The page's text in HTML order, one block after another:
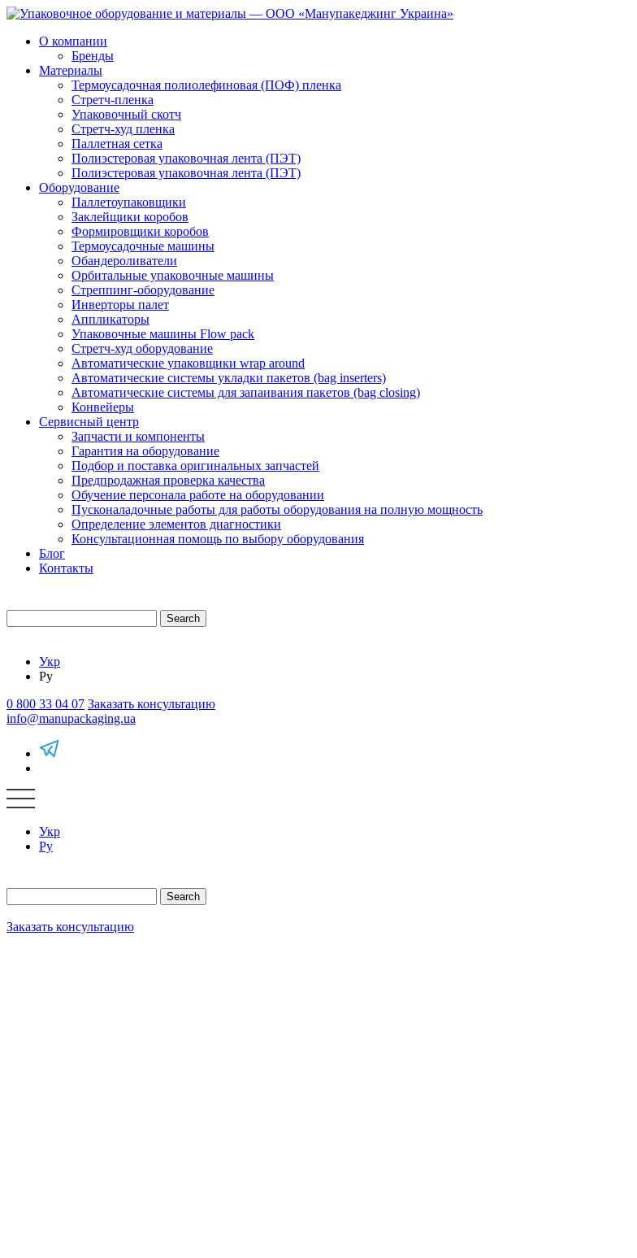
О компании
Бренды
Материалы
Термоусадочная полиолефиновая (ПОФ) пленка
Стретч-пленка
Упаковочный скотч
Стретч-худ пленка
Паллетная сетка
Полиэстеровая упаковочная лента (ПЭТ)
Полиэстеровая упаковочная лента (ПЭТ)
Оборудование
Паллетоупаковщики
Заклейщики коробов
Формировщики коробов
Термоусадочные машины
Обандероливатели
Орбитальные упаковочные машины
Стреппинг-оборудование
Инверторы палет
Аппликаторы
Упаковочные машины Flow pack
Стретч-худ оборудование
Автоматические упаковщики wrap around
Автоматические системы укладки пакетов (bag inserters)
Автоматические системы для запаивания пакетов (bag closing)
Конвейеры
Сервисный центр
Запчасти и компоненты
Гарантия на оборудование
Подбор и поставка оригинальных запчастей
Предпродажная проверка качества
Обучение персонала работе на оборудовании
Пусконаладочные работы для работы оборудования на полную мощность
Определение элементов диагностики
Консультационная помощь по выбору оборудования
Блог
Контакты
Search
Укр
Ру
0 800 33 04 07 Заказать консультацию
info@manupackaging.ua
Укр
Ру
Search
Заказать консультацию